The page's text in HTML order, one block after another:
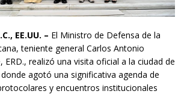
EE.UU. – El Ministro de Defensa de la
teniente general Carlos Antonio
ERD., realizó una visita oficial a la ciudad de
agotó una significativa agenda de
y encuentros institucionales